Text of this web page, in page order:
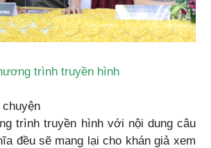
trình truyền hình
chuyện
trình truyền hình với nội dung câu
đều sẽ mang lại cho khán giả xem